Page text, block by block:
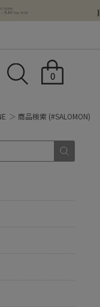
0
商品検索 (#SALOMON)